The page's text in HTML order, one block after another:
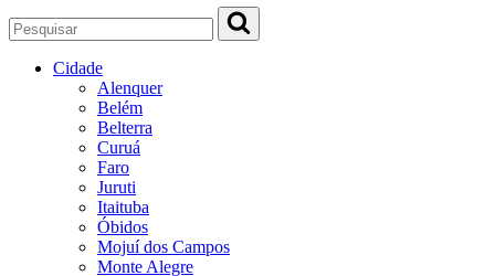
Cidade
Alenquer
Belém
Belterra
Curuá
Faro
Juruti
Itaituba
Óbidos
Mojuí dos Campos
Monte Alegre